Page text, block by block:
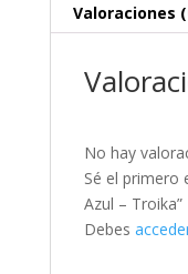
Valoraciones
No hay
Sé el primero
Azul – Troika”
Debes